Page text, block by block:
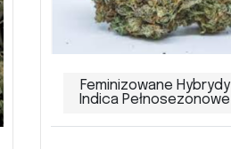
Feminizowane Hybrydy
Indica Pełnosezonowe